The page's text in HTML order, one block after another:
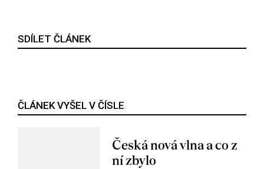
SDÍLET ČLÁNEK
ČLÁNEK VYŠEL V ČÍSLE
Česká nová vlna a co z
ní zbylo